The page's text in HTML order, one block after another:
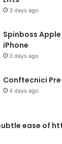
3 days ago
Spinboss
iPhone
3 days ago
Conftecnici
4 days ago
ease of